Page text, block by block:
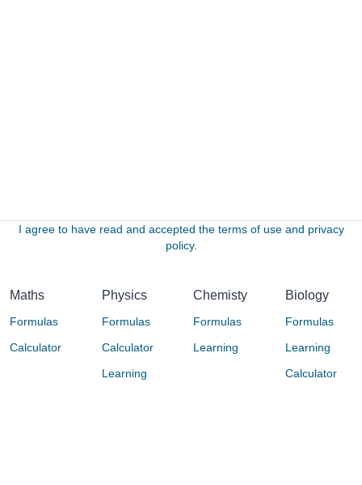
I agree to have read and accepted the terms of use and privacy
policy.
Maths
Formulas
Calculator
Physics
Formulas
Calculator
Learning
Chemisty
Formulas
Learning
Biology
Formulas
Learning
Calculator